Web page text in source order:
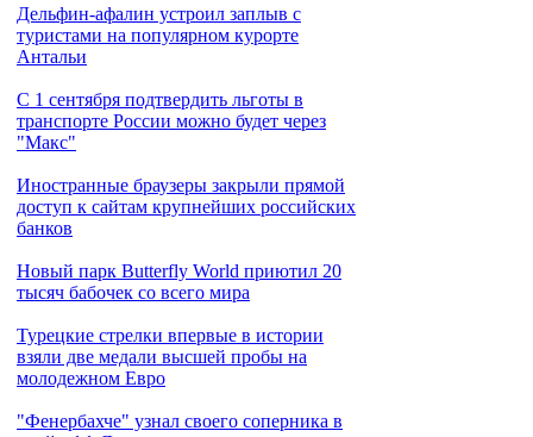
Дельфин-афалин устроил заплыв с
туристами на популярном курорте
Антальи
С 1 сентября подтвердить льготы в
транспорте России можно будет через
"Макс"
Иностранные браузеры закрыли прямой
доступ к сайтам крупнейших российских
банков
Новый парк Butterfly World приютил 20
тысяч бабочек со всего мира
Турецкие стрелки впервые в истории
взяли две медали высшей пробы на
молодежном Евро
"Фенербахче" узнал своего соперника в